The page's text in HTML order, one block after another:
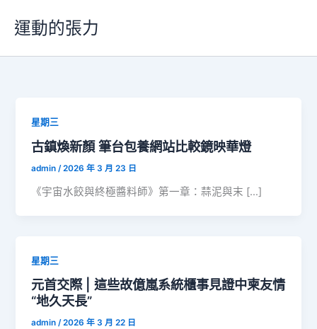
要
運動的張力
星期三
古鎮煥新顏 筆台包養網站比較鏡映華燈
admin/2026 年 3 月 23 日
《宇宙水餃與終極醬料師》第一章：蒜泥與末 […]
星期三
元首交際 | 這些故億嵐系統櫃事見證中柬友情
“地久天長”
admin/2026 年 3 月 22 日